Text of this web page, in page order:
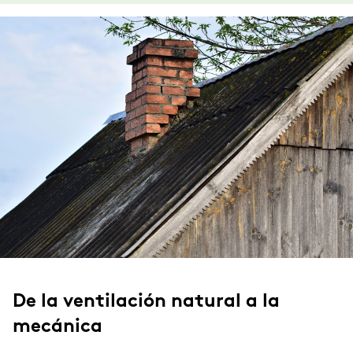
De la ventilación natural a la
mecánica